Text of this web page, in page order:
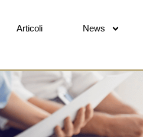
Articoli News